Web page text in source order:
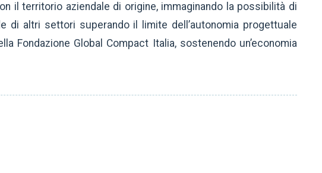
il territorio aziendale di origine, immaginando la possibilità di
di altri settori superando il limite dell’autonomia progettuale
Fondazione Global Compact Italia, sostenendo un’economia